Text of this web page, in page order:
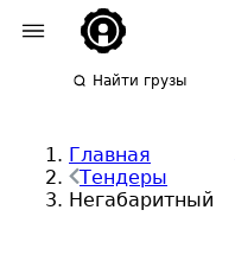
Найти грузы
Главная
Тендеры
Негабаритный